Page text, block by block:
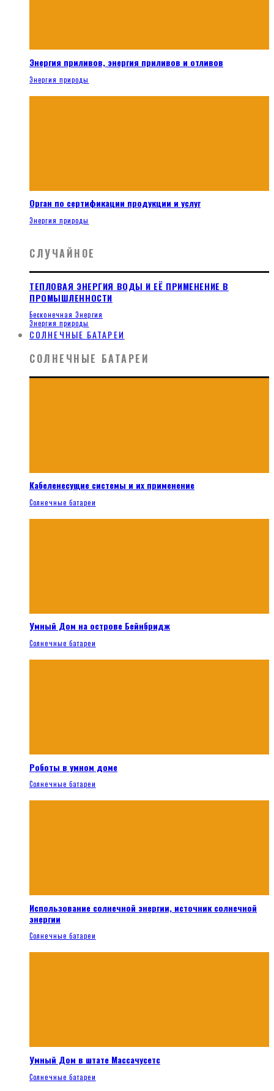
Энергия приливов, энергия приливов и отливов
Энергия природы
Орган по сертификации продукции и услуг
Энергия природы
СЛУЧАЙНОЕ
ТЕПЛОВАЯ ЭНЕРГИЯ ВОДЫ И ЕЁ ПРИМЕНЕНИЕ В
ПРОМЫШЛЕННОСТИ
Бесконечная Энергия
Энергия природы
СОЛНЕЧНЫЕ БАТАРЕИ
СОЛНЕЧНЫЕ БАТАРЕИ
Кабеленесущие системы и их применение
Солнечные батареи
Умный Дом на острове Бейнбридж
Солнечные батареи
Роботы в умном доме
Солнечные батареи
Использование солнечной энергии, источник солнечной
энергии
Солнечные батареи
Умный Дом в штате Массачусетс
Солнечные батареи